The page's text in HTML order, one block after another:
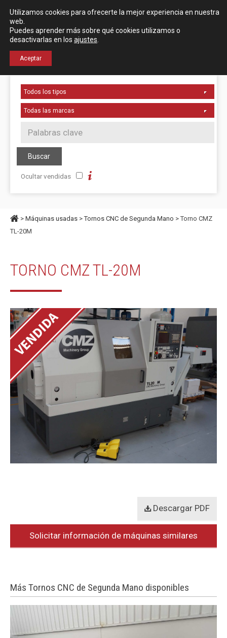
Localización Español English
Ocultar vendidas
> Máquinas usadas >Tornos CNC de Segunda Mano > Torno CMZ
TL-20M
TORNO CMZ TL-20M
Descargar PDF
Solicitar información de máquinas similares
Más Tornos CNC de Segunda Mano disponibles
Utilizamos cookies para ofrecerte la mejor experiencia en nuestra
web.
Puedes aprender más sobre qué cookies utilizamos o
desactivarlas en los ajustes
Aceptar